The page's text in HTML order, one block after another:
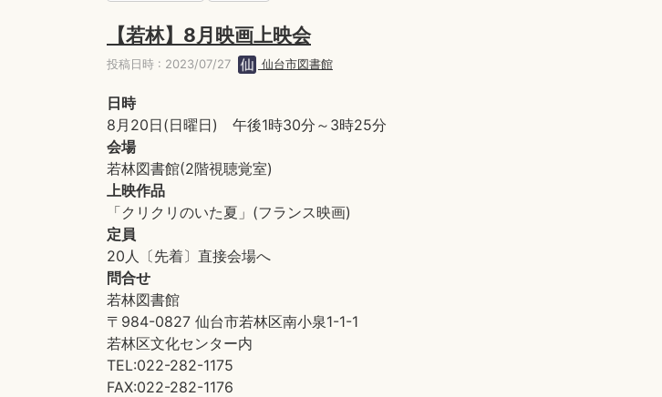
【若林】8月映画上映会
投稿日時 : 2023/07/27 仙台市図書館
日時
8月20日(日曜日) 午後1時30分～3時25分
会場
若林図書館(2階視聴覚室)
上映作品
「クリクリのいた夏」(フランス映画)
定員
20人〔先着〕直接会場へ
問合せ
若林図書館
〒984-0827 仙台市若林区南小泉1-1-1
若林区文化センター内
TEL:022-282-1175
FAX:022-282-1176